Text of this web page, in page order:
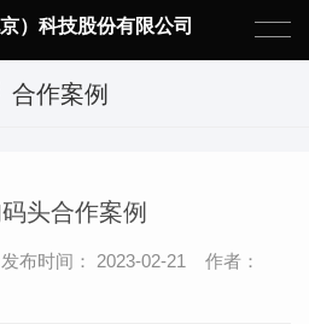
）科技股份有限公司
合作案例
头合作案例
布时间： 2023-02-21 作者：